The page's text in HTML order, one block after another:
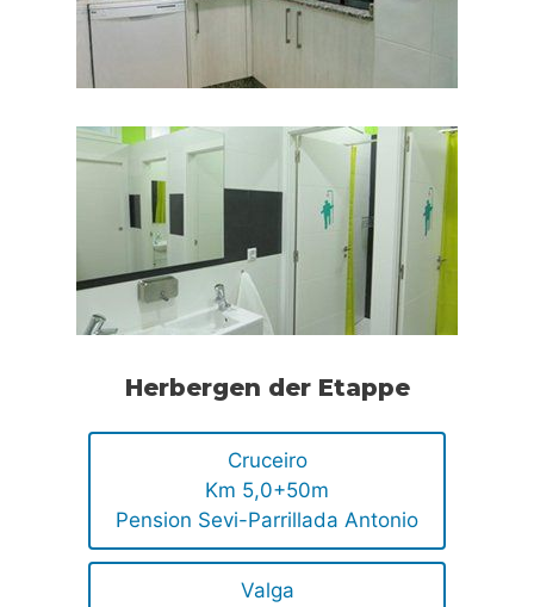
Herbergen der Etappe
Cruceiro
Km 5,0+50m
Pension Sevi-Parrillada Antonio
Valga